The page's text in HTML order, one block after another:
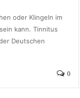
oder Klingeln im
kann. Tinnitus
Deutschen
0